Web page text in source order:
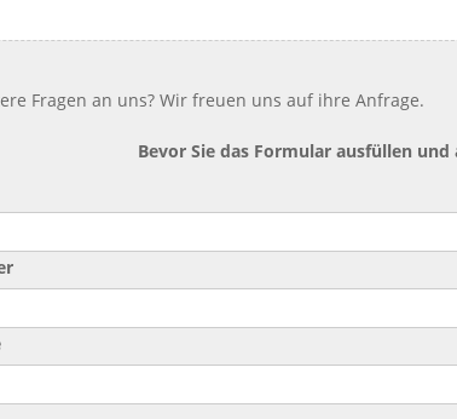
Fragen an uns? Wir freuen uns auf ihre Anfrage.
Bevor Sie das Formular ausfüllen